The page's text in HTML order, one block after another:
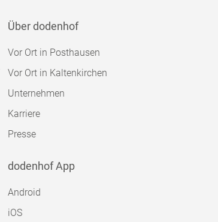
Über dodenhof
Vor Ort in Posthausen
Vor Ort in Kaltenkirchen
Unternehmen
Karriere
Presse
dodenhof App
Android
iOS